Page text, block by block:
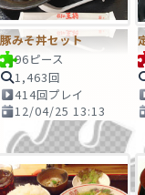
豚みそ丼セット
96ピース
1,463回
414回プレイ
12/04/25 13:13